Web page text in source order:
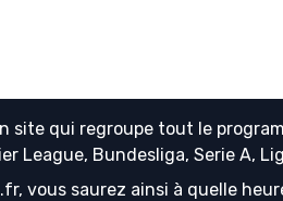
site qui regroupe tout le
League, Bundesliga, Serie A,
vous saurez ainsi à quelle